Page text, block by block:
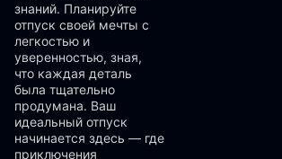
знаний. Планируйте
отпуск своей мечты с
легкостью и
уверенностью, зная,
что каждая деталь
была тщательно
продумана. Ваш
идеальный отпуск
начинается здесь — где
приключения